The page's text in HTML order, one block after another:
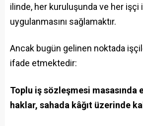
ilinde, her kuruluşunda ve her
uygulanmasını sağlamaktır.
Ancak bugün gelinen noktada
ifade etmektedir:
Toplu iş sözleşmesi masasında
haklar, sahada kâğıt üzerinde